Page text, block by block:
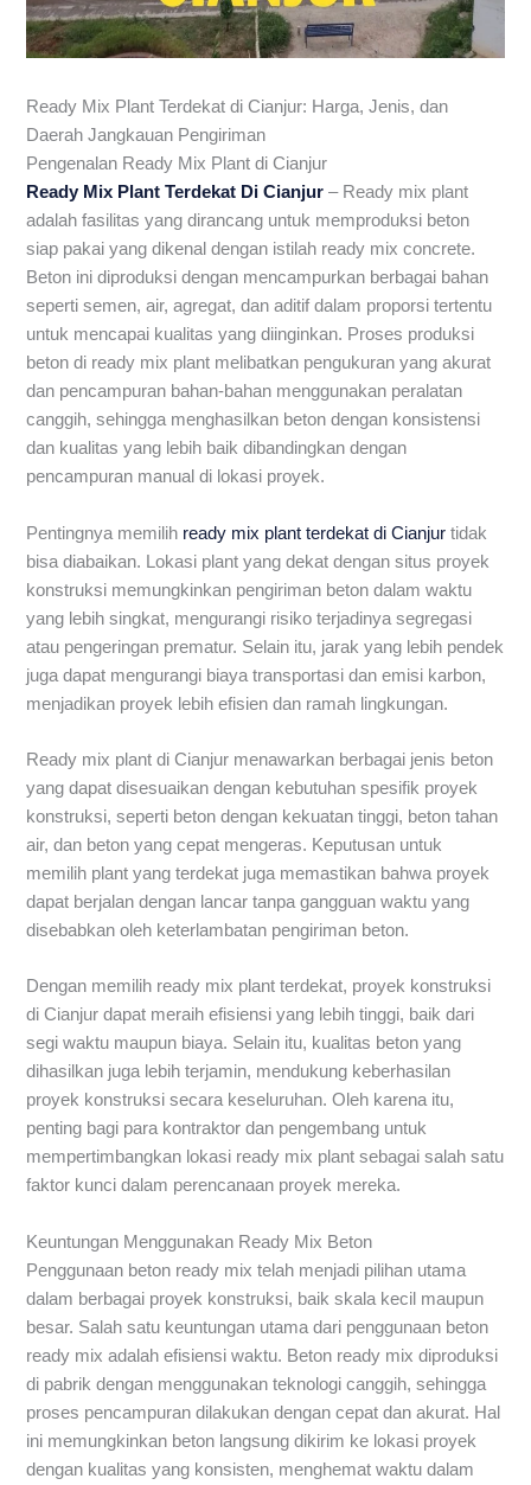
Ready Mix Plant Terdekat di Cianjur: Harga, Jenis, dan
Daerah Jangkauan Pengiriman
Pengenalan Ready Mix Plant di Cianjur
Ready Mix Plant Terdekat Di Cianjur – Ready mix plant
adalah fasilitas yang dirancang untuk memproduksi beton
siap pakai yang dikenal dengan istilah ready mix concrete.
Beton ini diproduksi dengan mencampurkan berbagai bahan
seperti semen, air, agregat, dan aditif dalam proporsi tertentu
untuk mencapai kualitas yang diinginkan. Proses produksi
beton di ready mix plant melibatkan pengukuran yang akurat
dan pencampuran bahan-bahan menggunakan peralatan
canggih, sehingga menghasilkan beton dengan konsistensi
dan kualitas yang lebih baik dibandingkan dengan
pencampuran manual di lokasi proyek.
Pentingnya memilih ready mix plant terdekat di Cianjur tidak
bisa diabaikan. Lokasi plant yang dekat dengan situs proyek
konstruksi memungkinkan pengiriman beton dalam waktu
yang lebih singkat, mengurangi risiko terjadinya segregasi
atau pengeringan prematur. Selain itu, jarak yang lebih pendek
juga dapat mengurangi biaya transportasi dan emisi karbon,
menjadikan proyek lebih efisien dan ramah lingkungan.
Ready mix plant di Cianjur menawarkan berbagai jenis beton
yang dapat disesuaikan dengan kebutuhan spesifik proyek
konstruksi, seperti beton dengan kekuatan tinggi, beton tahan
air, dan beton yang cepat mengeras. Keputusan untuk
memilih plant yang terdekat juga memastikan bahwa proyek
dapat berjalan dengan lancar tanpa gangguan waktu yang
disebabkan oleh keterlambatan pengiriman beton.
Dengan memilih ready mix plant terdekat, proyek konstruksi
di Cianjur dapat meraih efisiensi yang lebih tinggi, baik dari
segi waktu maupun biaya. Selain itu, kualitas beton yang
dihasilkan juga lebih terjamin, mendukung keberhasilan
proyek konstruksi secara keseluruhan. Oleh karena itu,
penting bagi para kontraktor dan pengembang untuk
mempertimbangkan lokasi ready mix plant sebagai salah satu
faktor kunci dalam perencanaan proyek mereka.
Keuntungan Menggunakan Ready Mix Beton
Penggunaan beton ready mix telah menjadi pilihan utama
dalam berbagai proyek konstruksi, baik skala kecil maupun
besar. Salah satu keuntungan utama dari penggunaan beton
ready mix adalah efisiensi waktu. Beton ready mix diproduksi
di pabrik dengan menggunakan teknologi canggih, sehingga
proses pencampuran dilakukan dengan cepat dan akurat. Hal
ini memungkinkan beton langsung dikirim ke lokasi proyek
dengan kualitas yang konsisten, menghemat waktu dalam